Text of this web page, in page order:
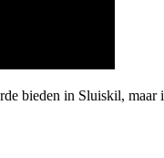
bieden in Sluiskil,